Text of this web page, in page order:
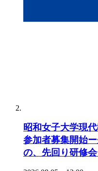
昭和女子大学現
参加者募集開始
の、先回り研修